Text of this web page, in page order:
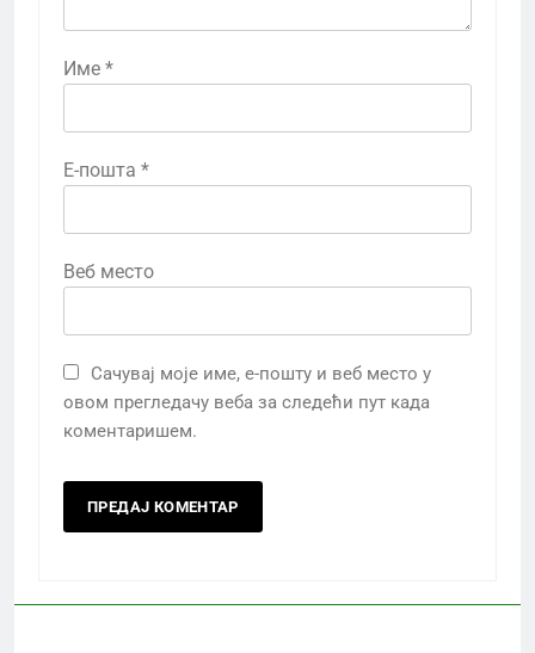
Име *
Е-пошта *
Веб место
Сачувај моје име, е-пошту и веб место у
овом прегледачу веба за следећи пут када
коментаришем.